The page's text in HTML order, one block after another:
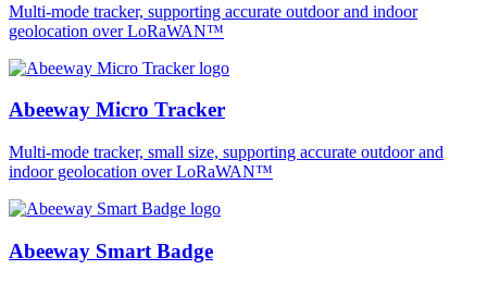
Multi-mode tracker, supporting accurate outdoor and indoor
geolocation over LoRaWAN™
Abeeway Micro Tracker
Multi-mode tracker, small size, supporting accurate outdoor and
indoor geolocation over LoRaWAN™
Abeeway Smart Badge